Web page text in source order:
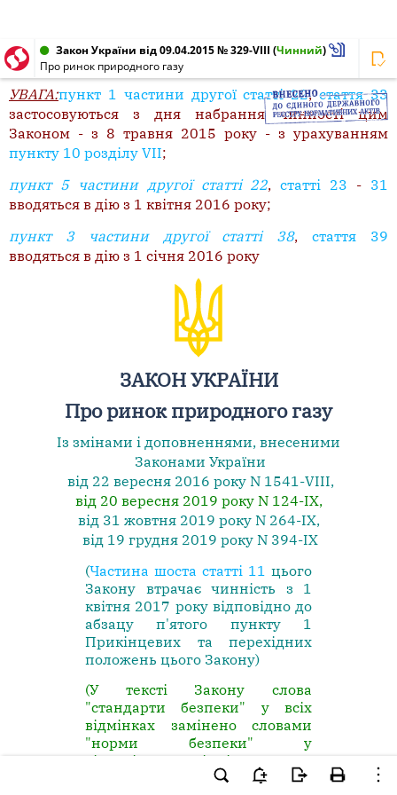
Закон України від 09.04.2015 № 329-VIII (Чинний)
Про ринок природного газу